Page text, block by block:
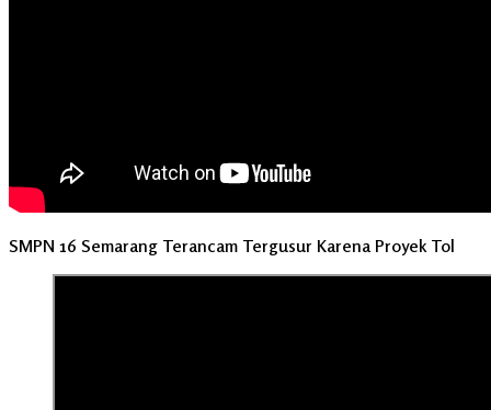
SMPN 16 Semarang Terancam Tergusur Karena Proyek Tol